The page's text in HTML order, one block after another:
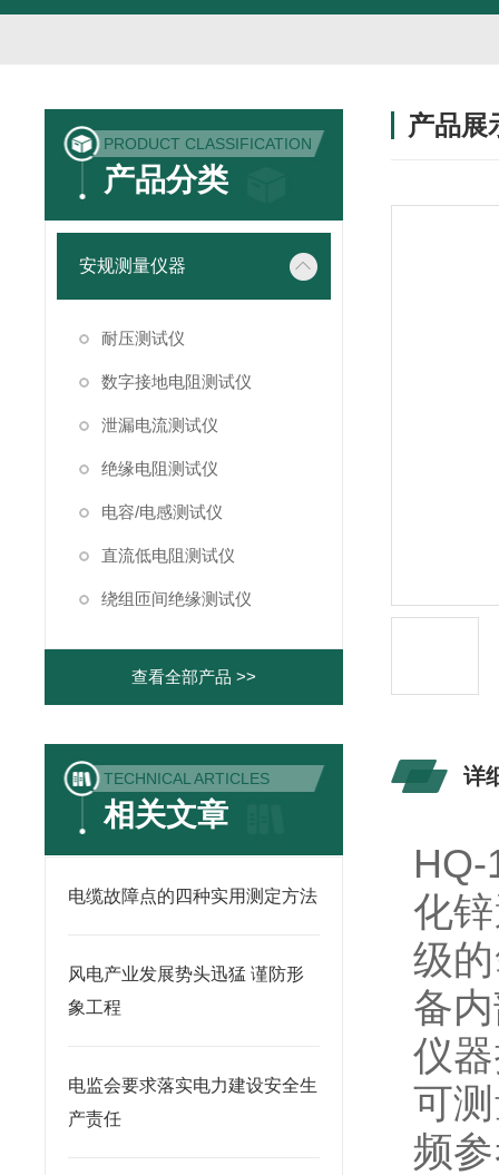
PRODUCT CLASSIFICATION
产品分类
安规测量仪器
耐压测试仪
数字接地电阻测试仪
泄漏电流测试仪
绝缘电阻测试仪
电容/电感测试仪
直流低电阻测试仪
绕组匝间绝缘测试仪
查看全部产品 >>
TECHNICAL ARTICLES
相关文章
电缆故障点的四种实用测定方法
风电产业发展势头迅猛 谨防形
象工程
电监会要求落实电力建设安全生
产责任
产品展
详
化
级
备
仪
可
频